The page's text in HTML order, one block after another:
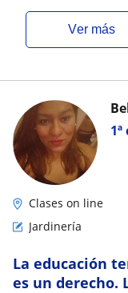
ver más
Clases on line
Jardinería
La educación
es un derecho.